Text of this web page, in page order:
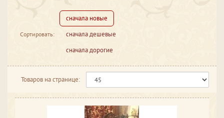
Сортировать:
сначала новые
сначала дешевые
сначала дорогие
Товаров на странице: